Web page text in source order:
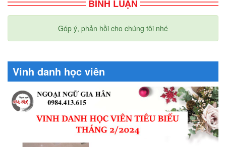
BÌNH LUẬN
Góp ý, phản hồi cho chúng tôi nhé
Vinh danh học viên